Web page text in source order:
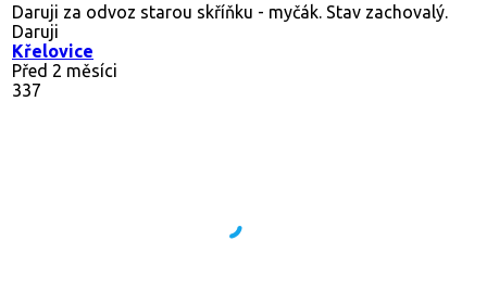
Daruji za odvoz starou skříňku - myčák. Stav zachovalý.
Daruji
Křelovice
Před 2 měsíci
337